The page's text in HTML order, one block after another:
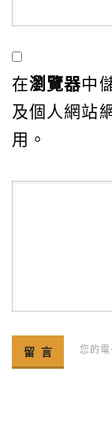
在瀏覽器中
及個人網站
用。
您的